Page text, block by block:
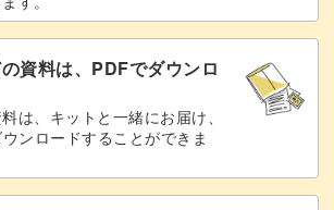
のもこのデザインの魅力です♪
上げのコーティングにも気を配るのが
資料は、PDFでダウンロ
は、キットと一緒にお届け、
ンロードすることができま